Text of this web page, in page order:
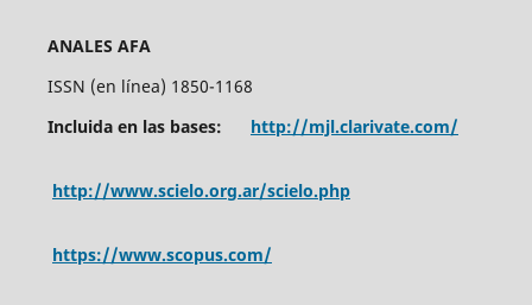
ANALES AFA
ISSN (en línea) 1850-1168
Incluida en las bases: http://mjl.clarivate.com/
http://www.scielo.org.ar/scielo.php
https://www.scopus.com/